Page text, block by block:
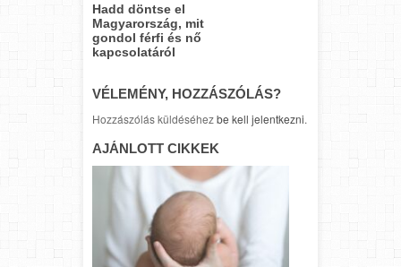
Hadd döntse el
Magyarország, mit
gondol férfi és nő
kapcsolatáról
VÉLEMÉNY, HOZZÁSZÓLÁS?
Hozzászólás küldéséhezbe kell jelentkezni.
AJÁNLOTT CIKKEK